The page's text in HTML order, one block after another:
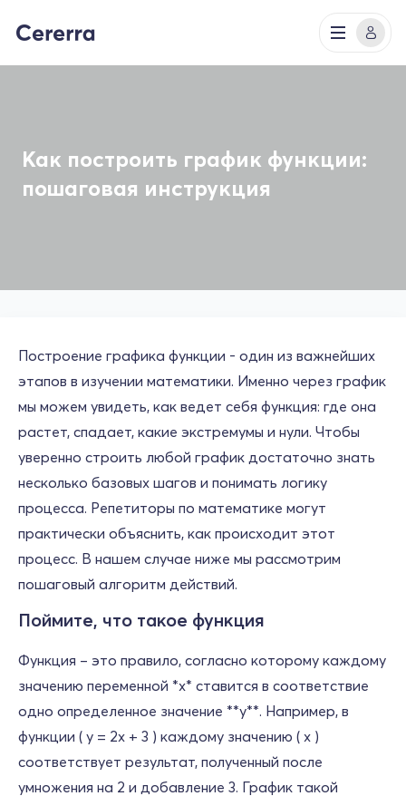
Как построить график функции:
пошаговая инструкция
Построение графика функции - один из важнейших
этапов в изучении математики. Именно через график
мы можем увидеть, как ведет себя функция: где она
растет, спадает, какие экстремумы и нули. Чтобы
уверенно строить любой график достаточно знать
несколько базовых шагов и понимать логику
процесса. Репетиторы по математике могут
практически объяснить, как происходит этот
процесс. В нашем случае ниже мы рассмотрим
пошаговый алгоритм действий.
Поймите, что такое функция
Функция – это правило, согласно которому каждому
значению переменной *x* ставится в соответствие
одно определенное значение **y**. Например, в
функции ( y = 2x + 3 ) каждому значению ( x )
соответствует результат, полученный после
умножения на 2 и добавление 3. График такой